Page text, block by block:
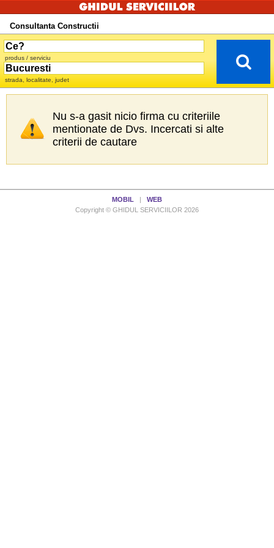
Consultanta Constructii
produs / serviciu
strada, localitate, judet
Nu s-a gasit nicio firma cu criteriile
mentionate de Dvs. Incercati si alte
criterii de cautare
MOBIL
WEB
Copyright © GHIDUL SERVICIILOR 2026